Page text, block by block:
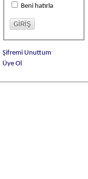
Beni hatırla
Şifremi Unuttum
Üye Ol